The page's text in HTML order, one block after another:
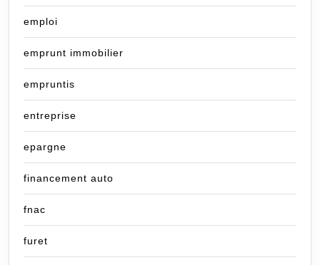
emploi
emprunt immobilier
empruntis
entreprise
epargne
financement auto
fnac
furet